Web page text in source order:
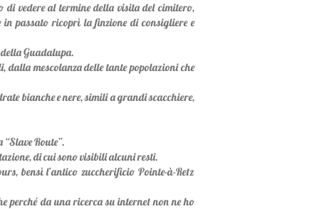
di vedere al termine della visita del cimitero,
passato ricoprì la finzione di consigliere e
Guadalupa.
mescolanza delle tante popolazioni che
bianche e nere, simili a grandi scacchiere,
Route”.
di cui sono visibili alcuni resti.
bensì l’antico zuccherificio Pointe-à-Retz
perché da una ricerca su internet non ne ho